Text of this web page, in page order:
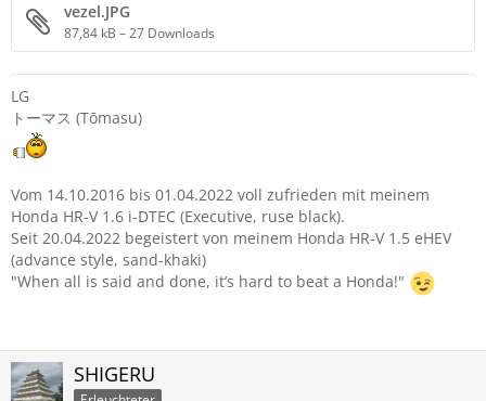
vezel.JPG
87,84 kB – 27 Downloads
LG
トーマス (Tōmasu)
Vom 14.10.2016 bis 01.04.2022 voll zufrieden mit meinem
Honda HR-V 1.6 i-DTEC (Executive, ruse black).
Seit 20.04.2022 begeistert von meinem Honda HR-V 1.5 eHEV
(advance style, sand-khaki)
"When all is said and done, it’s hard to beat a Honda!"
SHIGERU